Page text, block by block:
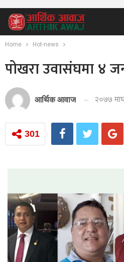
Home Hot-news
पोखरा उवासंघमा ४
आर्थिक आवाज २०७७
301